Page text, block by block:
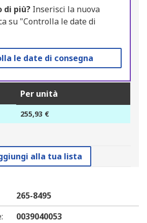
di più? Inserisci la nuova
su "Controlla le date di
le date di consegna
Per unità
255,93 €
alla tua lista
265-8495
:
0039040053